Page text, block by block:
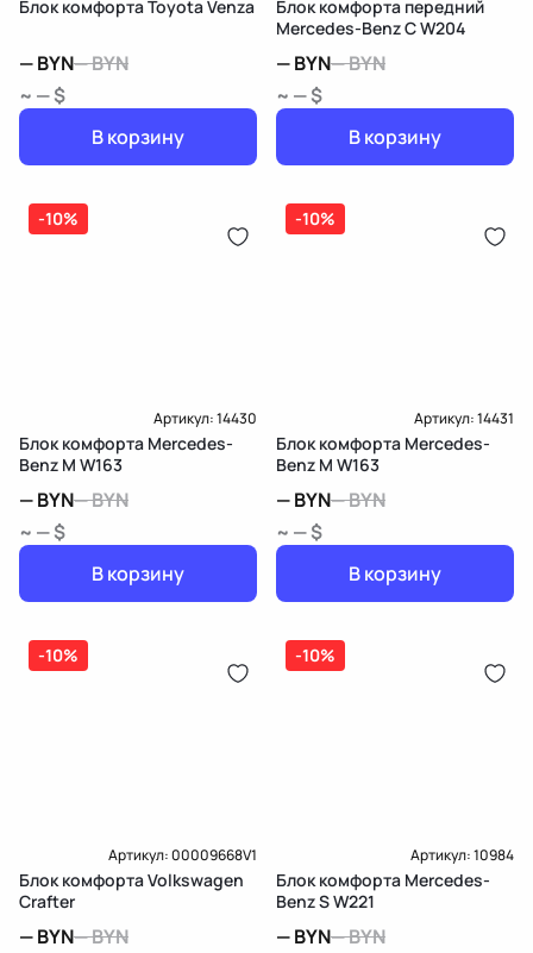
Блок комфорта Toyota Venza
—BYN—BYN
~ — $
В корзину
Блок комфорта передний
Mercedes-Benz C W204
—BYN—BYN
~ — $
В корзину
-10%
Артикул:14430
Блок комфорта Mercedes-
Benz M W163
—BYN—BYN
~ — $
В корзину
-10%
Артикул:14431
Блок комфорта Mercedes-
Benz M W163
—BYN—BYN
~ — $
В корзину
-10%
Артикул:00009668V1
Блок комфорта Volkswagen
Crafter
—BYN—BYN
-10%
Артикул:10984
Блок комфорта Mercedes-
Benz S W221
—BYN—BYN